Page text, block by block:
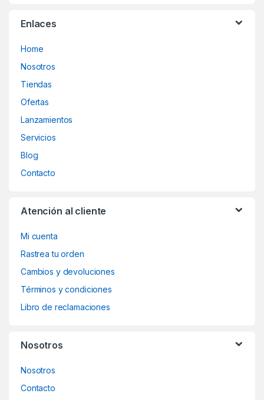
Enlaces
Home
Nosotros
Tiendas
Ofertas
Lanzamientos
Servicios
Blog
Contacto
Atención al cliente
Mi cuenta
Rastrea tu orden
Cambios y devoluciones
Términos y condiciones
Libro de reclamaciones
Nosotros
Nosotros
Contacto